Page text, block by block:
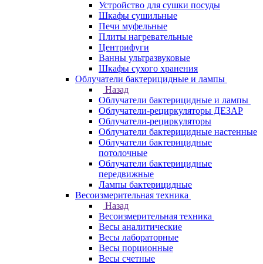
Устройство для сушки посуды
Шкафы сушильные
Печи муфельные
Плиты нагревательные
Центрифуги
Ванны ультразвуковые
Шкафы сухого хранения
Облучатели бактерицидные и лампы
Назад
Облучатели бактерицидные и лампы
Облучатели-рециркуляторы ДЕЗАР
Облучатели-рециркуляторы
Облучатели бактерицидные настенные
Облучатели бактерицидные
потолочные
Облучатели бактерицидные
передвижные
Лампы бактерицидные
Весоизмерительная техника
Назад
Весоизмерительная техника
Весы аналитические
Весы лабораторные
Весы порционные
Весы счетные